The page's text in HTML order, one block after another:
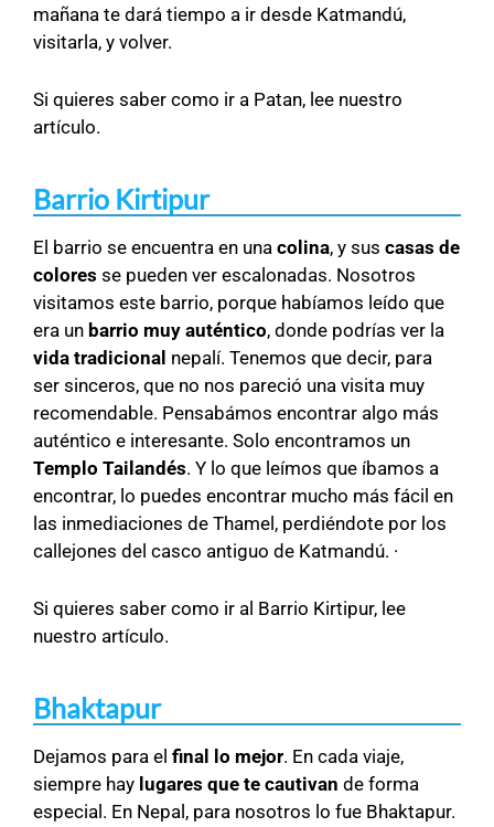
mañana te dará tiempo a ir desde Katmandú,
visitarla, y volver.
Si quieres saber como ir a Patan, lee nuestro
artículo.
Barrio Kirtipur
El barrio se encuentra en una colina, y sus casas de
colores se pueden ver escalonadas. Nosotros
visitamos este barrio, porque habíamos leído que
era un barrio muy auténtico, donde podrías ver la
vida tradicional nepalí. Tenemos que decir, para
ser sinceros, que no nos pareció una visita muy
recomendable. Pensabámos encontrar algo más
auténtico e interesante. Solo encontramos un
Templo Tailandés. Y lo que leímos que íbamos a
encontrar, lo puedes encontrar mucho más fácil en
las inmediaciones de Thamel, perdiéndote por los
callejones del casco antiguo de Katmandú. ·
Si quieres saber como ir al Barrio Kirtipur, lee
nuestro artículo.
Bhaktapur
Dejamos para el final lo mejor. En cada viaje,
siempre hay lugares que te cautivan de forma
especial. En Nepal, para nosotros lo fue Bhaktapur.